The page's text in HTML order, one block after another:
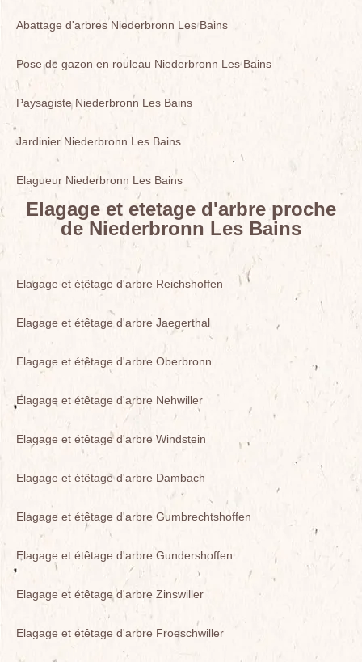
Abattage d'arbres Niederbronn Les Bains
Pose de gazon en rouleau Niederbronn Les Bains
Paysagiste Niederbronn Les Bains
Jardinier Niederbronn Les Bains
Elagueur Niederbronn Les Bains
Elagage et etetage d'arbre proche
de Niederbronn Les Bains
Elagage et étêtage d'arbre Reichshoffen
Elagage et étêtage d'arbre Jaegerthal
Elagage et étêtage d'arbre Oberbronn
Elagage et étêtage d'arbre Nehwiller
Elagage et étêtage d'arbre Windstein
Elagage et étêtage d'arbre Dambach
Elagage et étêtage d'arbre Gumbrechtshoffen
Elagage et étêtage d'arbre Gundershoffen
Elagage et étêtage d'arbre Zinswiller
Elagage et étêtage d'arbre Froeschwiller